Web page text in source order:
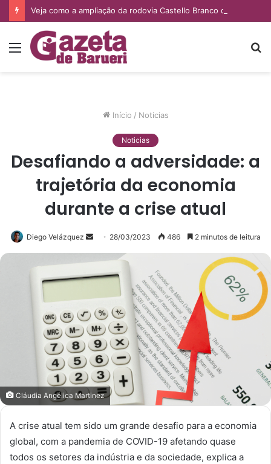
Menu
Início / Noticias
Noticias
Desafiando a adversidade: a
trajetória da economia
durante a crise atual
Diego Velázquez
Mande
um
mail
28/03/2023 486 2 minutos de leitura
Cláudia Angélica Martinez
A crise atual tem sido um grande desafio para a economia
global, com a pandemia de COVID-19 afetando quase
todos os setores da indústria e da sociedade, explica a